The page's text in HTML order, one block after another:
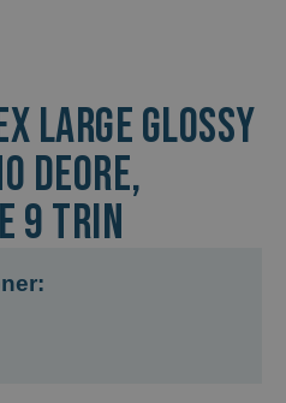
Large Glossy
Deore,
9 trin